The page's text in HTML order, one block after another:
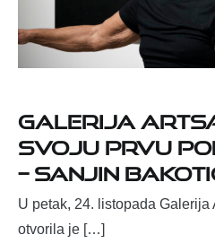
Galerija
svoju prvu
– Sanjin Bakotić
U petak, 24. listopada Galerija
otvorila je […]